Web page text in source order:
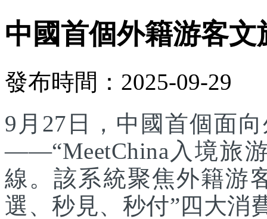
中國首個外籍游客
發布時間：2025-09-29
9月27日，中國首個面
——“MeetChina入境旅
線。該系統聚焦外籍游
選、秒見、秒付”四大消